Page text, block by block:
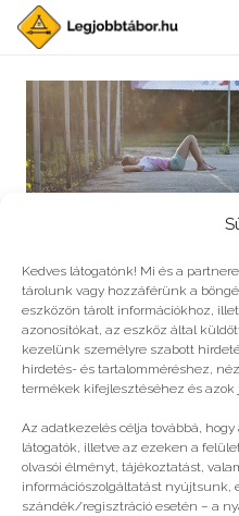
Kedves látogatónk! Mi és a
tárolunk vagy hozzáférünk a
eszközön tárolt információkhoz,
azonosítókat, az eszköz által
kezelünk személyre szabott
hirdetés- és tartalomméréshez,
termékek kifejlesztéséhez és azok
Az adatkezelés célja továbbá,
látogatók, illetve az ezeken a
olvasói élményt, tájékoztatást,
információszolgáltatást nyújtsunk,
szándék/regisztráció esetén – a
Dögunalom, hess!
© legjobbtabor.hu